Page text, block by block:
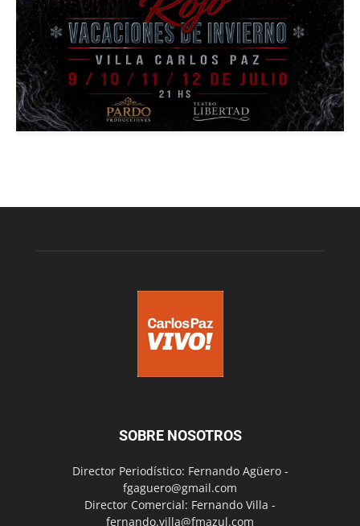
SOBRE NOSOTROS
Director Periodístico: Fernando Agüero -
fgaguero@gmail.com
Director Comercial: Fernando Villa -
fernando.villa@fmazul.com